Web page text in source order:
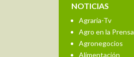
NOTICIAS
Agraria-Tv
Agro en la Prensa
Agronegocios
Alimentación